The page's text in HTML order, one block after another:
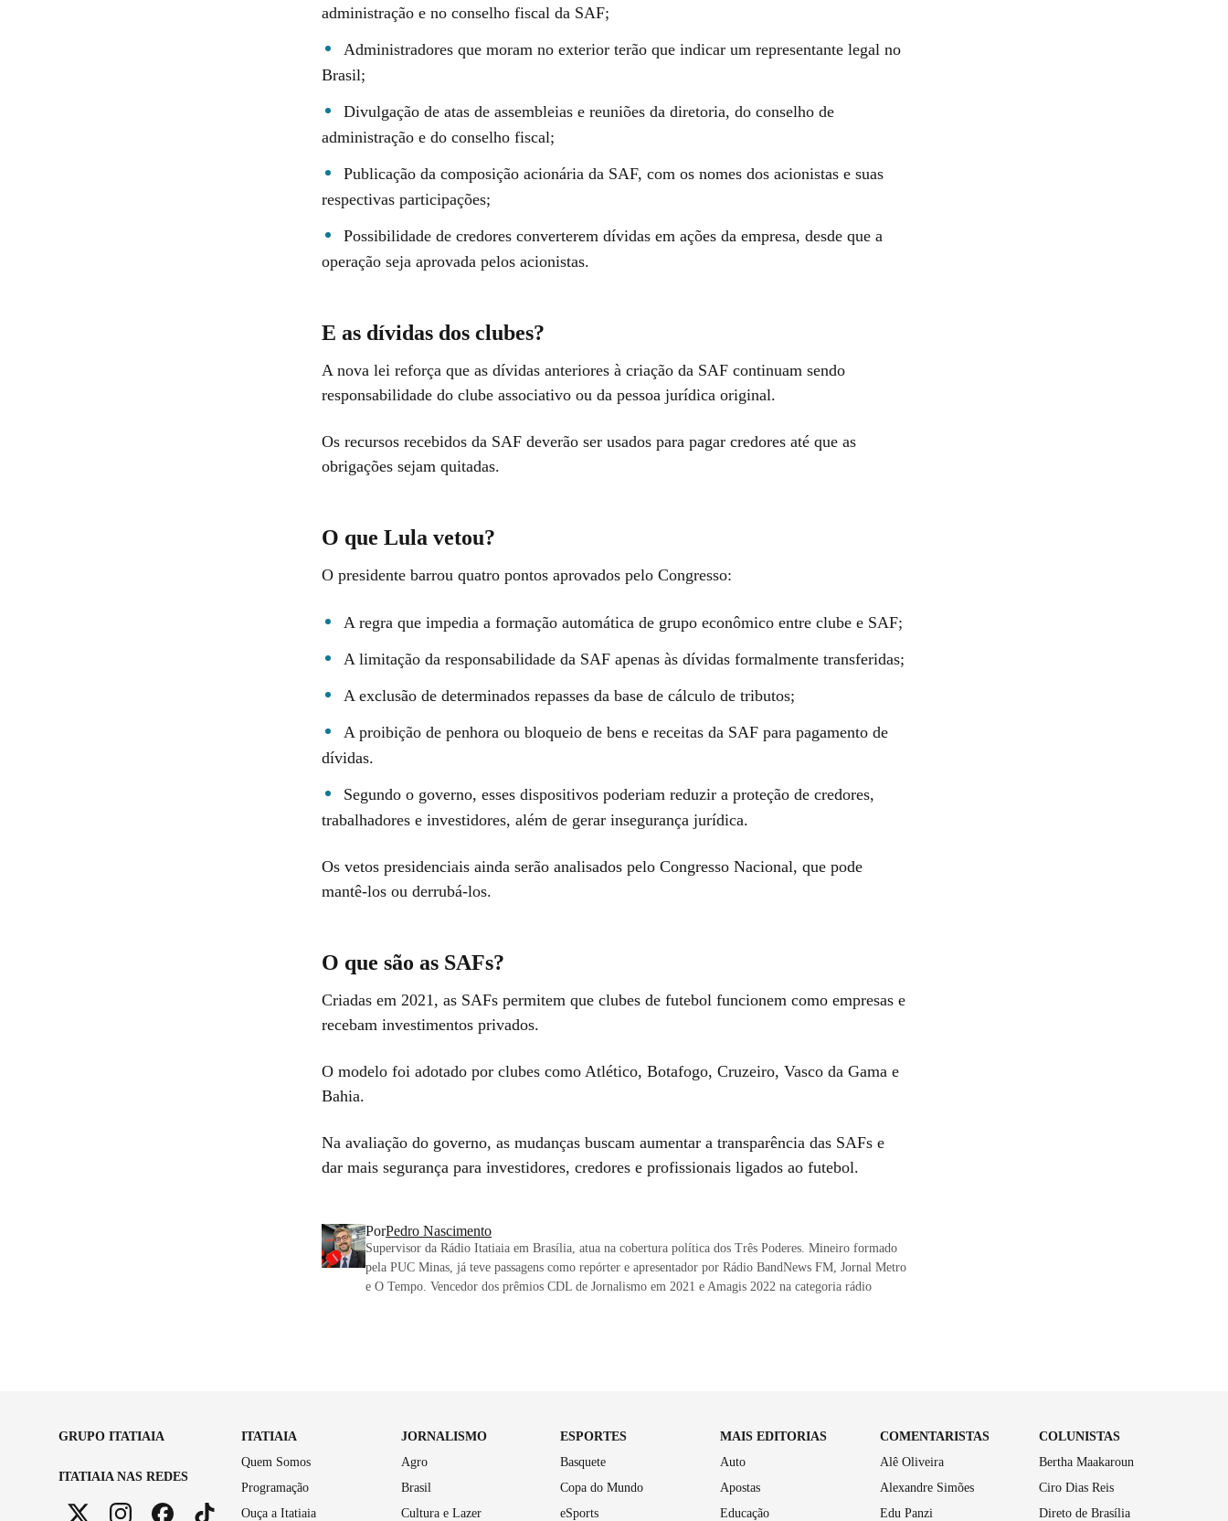
administração e no conselho fiscal da SAF;
Administradores que moram no exterior terão que indicar um representante legal no
Brasil;
Divulgação de atas de assembleias e reuniões da diretoria, do conselho de
administração e do conselho fiscal;
Publicação da composição acionária da SAF, com os nomes dos acionistas e suas
respectivas participações;
Possibilidade de credores converterem dívidas em ações da empresa, desde que a
operação seja aprovada pelos acionistas.
E as dívidas dos clubes?
A nova lei reforça que as dívidas anteriores à criação da SAF continuam sendo
responsabilidade do clube associativo ou da pessoa jurídica original.
Os recursos recebidos da SAF deverão ser usados para pagar credores até que as
obrigações sejam quitadas.
O que Lula vetou?
O presidente barrou quatro pontos aprovados pelo Congresso:
A regra que impedia a formação automática de grupo econômico entre clube e SAF;
A limitação da responsabilidade da SAF apenas às dívidas formalmente transferidas;
A exclusão de determinados repasses da base de cálculo de tributos;
A proibição de penhora ou bloqueio de bens e receitas da SAF para pagamento de
dívidas.
Segundo o governo, esses dispositivos poderiam reduzir a proteção de credores,
trabalhadores e investidores, além de gerar insegurança jurídica.
Os vetos presidenciais ainda serão analisados pelo Congresso Nacional, que pode
mantê-los ou derrubá-los.
O que são as SAFs?
Criadas em 2021, as SAFs permitem que clubes de futebol funcionem como empresas e
recebam investimentos privados.
O modelo foi adotado por clubes como Atlético, Botafogo, Cruzeiro, Vasco da Gama e
Bahia.
Na avaliação do governo, as mudanças buscam aumentar a transparência das SAFs e
dar mais segurança para investidores, credores e profissionais ligados ao futebol.
PorPedro Nascimento
Supervisor da Rádio Itatiaia em Brasília, atua na cobertura política dos Três Poderes. Mineiro formado
pela PUC Minas, já teve passagens como repórter e apresentador por Rádio BandNews FM, Jornal Metro
e O Tempo. Vencedor dos prêmios CDL de Jornalismo em 2021 e Amagis 2022 na categoria rádio
GRUPO ITATIAIA
ITATIAIA NAS REDES
ITATIAIA
Quem Somos
Programação
Ouça a Itatiaia
JORNALISMO
Agro
Brasil
Cultura e Lazer
ESPORTES
Basquete
Copa do Mundo
eSports
MAIS EDITORIAS
Auto
Apostas
Educação
COMENTARISTAS
Alê Oliveira
Alexandre Simões
Edu Panzi
COLUNISTAS
Bertha Maakaroun
Ciro Dias Reis
Direto de Brasília